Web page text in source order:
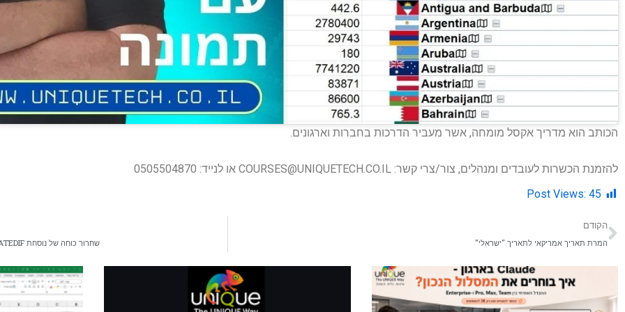
הכותב הוא מדריך אקסל מומחה, אשר מעביר הדרכות בחברות וארגונים.
להזמנת הכשרות לעובדים ומנהלים, צור/צרי קשר: COURSES@UNIQUETECH.CO.IL או לנייד: 0505504870
Post Views: 45
הקודם
המרת תאריך אמריקאי לתאריך "ישראלי" שחרור כוחה של נוסחת DATEDIF: הפנינה הנסתרת של אקסל לחישובי תאריכים